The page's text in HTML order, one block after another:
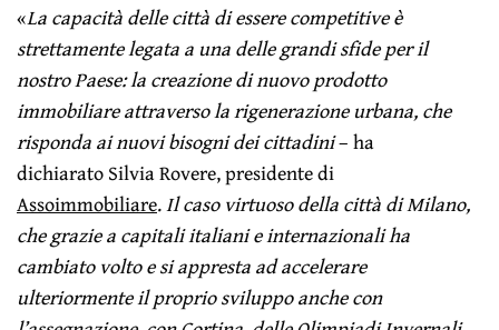
«La capacità delle città di essere competitive è
strettamente legata a una delle grandi sfide per il
nostro Paese: la creazione di nuovo prodotto
immobiliare attraverso la rigenerazione urbana, che
risponda ai nuovi bisogni dei cittadini– ha
dichiarato Silvia Rovere, presidente di
Assoimmobiliare.Il caso virtuoso della città di Milano,
che grazie a capitali italiani e internazionali ha
cambiato volto e si appresta ad accelerare
ulteriormente il proprio sviluppo anche con